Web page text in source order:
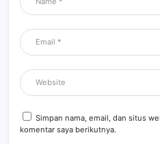
Simpan nama, email, dan situs
komentar saya berikutnya.